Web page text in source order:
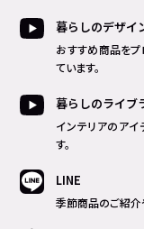
暮らしのデザイ
おすすめ商品を
ています。
暮らしのライブ
インテリアのア
す。
LINE
季節商品のご紹介